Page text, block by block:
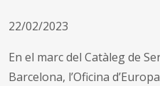
22/02/2023
En el marc del Catàleg de
Barcelona, l’Oficina